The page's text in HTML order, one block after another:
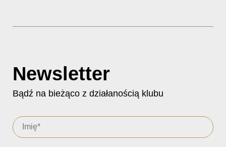
Newsletter
Bądź na bieżąco z działanością klubu